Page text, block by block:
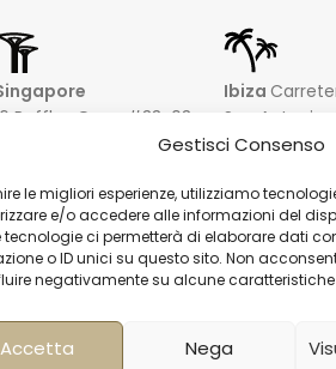
Gestisci Consenso
le migliori esperienze, utilizziamo
e/o accedere alle informazioni del
tecnologie ci permetterà di elaborare dati
o ID unici su questo sito. Non
negativamente su alcune caratteristiche
Accetta Nega
Raffles Quay #33-03
Hong Leong Building
9019 2998
Ibiza
San Antonio
44 Local 2
Baleares +
info@hqf.es